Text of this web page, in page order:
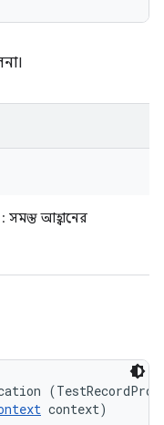
: সমস্ত আহ্বানের
context)